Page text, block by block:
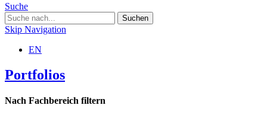
Suche
Skip Navigation
EN
Portfolios
Nach Fachbereich filtern